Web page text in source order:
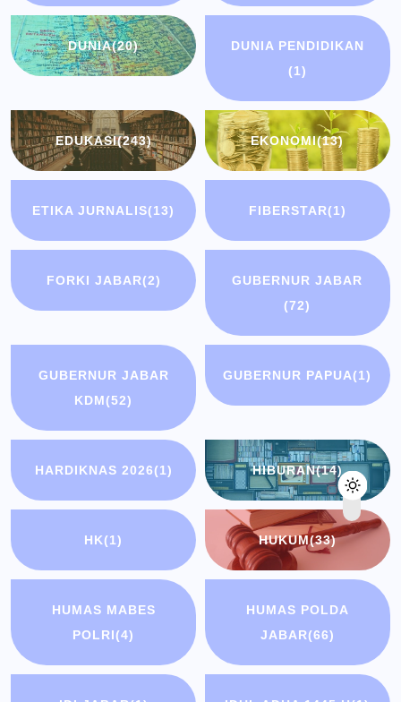
DUNIA(20)
DUNIA PENDIDIKAN
(1)
EDUKASI(243) EKONOMI(13)
ETIKA JURNALIS(13) FIBERSTAR(1)
FORKI JABAR(2)
GUBERNUR JABAR
(72)
GUBERNUR JABAR
KDM(52)
GUBERNUR PAPUA(1)
HARDIKNAS 2026(1) HIBURAN(14)
HK(1) HUKUM(33)
HUMAS MABES
POLRI(4)
HUMAS POLDA
JABAR(66)